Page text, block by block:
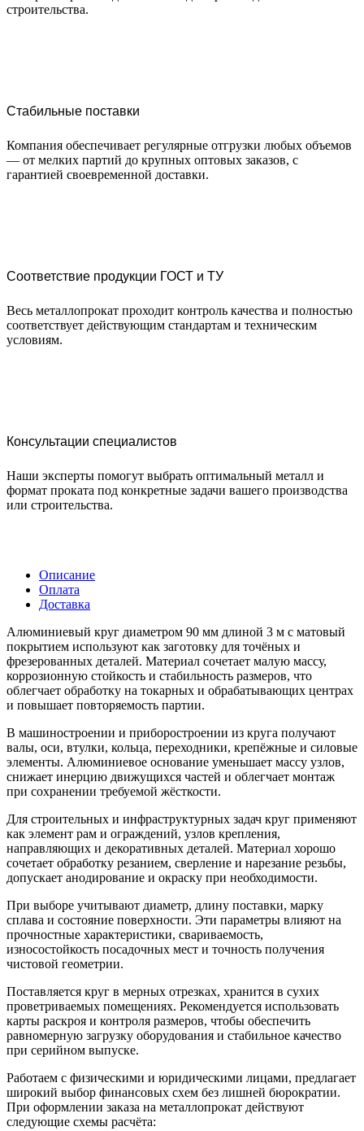
строительства.
Стабильные поставки
Компания обеспечивает регулярные отгрузки любых объемов
— от мелких партий до крупных оптовых заказов, с
гарантией своевременной доставки.
Соответствие продукции ГОСТ и ТУ
Весь металлопрокат проходит контроль качества и полностью
соответствует действующим стандартам и техническим
условиям.
Консультации специалистов
Наши эксперты помогут выбрать оптимальный металл и
формат проката под конкретные задачи вашего производства
или строительства.
Описание
Оплата
Доставка
Алюминиевый круг диаметром 90 мм длиной 3 м с матовый
покрытием используют как заготовку для точёных и
фрезерованных деталей. Материал сочетает малую массу,
коррозионную стойкость и стабильность размеров, что
облегчает обработку на токарных и обрабатывающих центрах
и повышает повторяемость партии.
В машиностроении и приборостроении из круга получают
валы, оси, втулки, кольца, переходники, крепёжные и силовые
элементы. Алюминиевое основание уменьшает массу узлов,
снижает инерцию движущихся частей и облегчает монтаж
при сохранении требуемой жёсткости.
Для строительных и инфраструктурных задач круг применяют
как элемент рам и ограждений, узлов крепления,
направляющих и декоративных деталей. Материал хорошо
сочетает обработку резанием, сверление и нарезание резьбы,
допускает анодирование и окраску при необходимости.
При выборе учитывают диаметр, длину поставки, марку
сплава и состояние поверхности. Эти параметры влияют на
прочностные характеристики, свариваемость,
износостойкость посадочных мест и точность получения
чистовой геометрии.
Поставляется круг в мерных отрезках, хранится в сухих
проветриваемых помещениях. Рекомендуется использовать
карты раскроя и контроля размеров, чтобы обеспечить
равномерную загрузку оборудования и стабильное качество
при серийном выпуске.
Работаем с физическими и юридическими лицами, предлагает
широкий выбор финансовых схем без лишней бюрократии.
При оформлении заказа на металлопрокат действуют
следующие схемы расчёта: